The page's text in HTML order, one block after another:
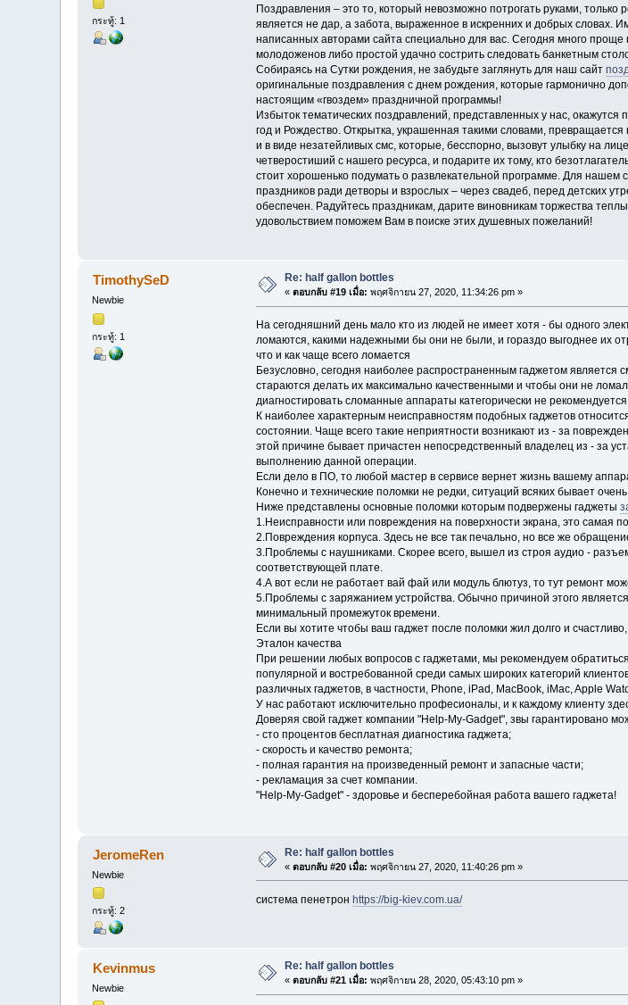
กระทู้: 1
Поздравления – это то, который невозможно потрогать руками,
является не дар, а забота, выраженное в искренних и добрых словах.
написанных авторами сайта специально для вас. Сегодня много
молодоженов либо простой удачно сострить следовать банкетным
Собираясь на Сутки рождения, не забудьте заглянуть для наш сайт
оригинальные поздравления с днем рождения, которые гармонично
настоящим «гвоздем» праздничной программы!
Избыток тематических поздравлений, представленных у нас,
год и Рождество. Открытка, украшенная такими словами,
и в виде незатейливых смс, которые, бесспорно, вызовут улыбку на
четверостиший с нашего ресурса, и подарите их тому, кто
стоит хорошенько подумать о развлекательной программе. Для нашем
праздников ради детворы и взрослых – через свадеб, перед детских
обеспечен. Радуйтесь праздникам, дарите виновникам торжества
удовольствием поможем Вам в поиске этих душевных пожеланий!
TimothySeD
Newbie
กระทู้: 1
Re: half gallon bottles
«ตอบกลับ #19 เมื่อ: พฤศจิกายน 27, 2020, 11:34:26 pm »
На сегодняшний день мало кто из людей не имеет хотя - бы одного
ломаются, какими надежными бы они не были, и гораздо выгоднее их
что и как чаще всего ломается
Безусловно, сегодня наиболее распространенным гаджетом
стараются делать их максимально качественными и чтобы они не
диагностировать сломанные аппараты категорически не
К наиболее характерным неисправностям подобных гаджетов
состоянии. Чаще всего такие неприятности возникают из - за
этой причине бывает причастен непосредственный владелец из - за
выполнению данной операции.
Если дело в ПО, то любой мастер в сервисе вернет жизнь вашему
Конечно и технические поломки не редки, ситуаций всяких бывает
Ниже представлены основные поломки которым подвержены гаджеты
1.Неисправности или повреждения на поверхности экрана, это самая
2.Повреждения корпуса. Здесь не все так печально, но все же
3.Проблемы с наушниками. Скорее всего, вышел из строя аудио -
соответствующей плате.
4.А вот если не работает вай фай или модуль блютуз, то тут ремонт
5.Проблемы с заряжанием устройства. Обычно причиной этого
минимальный промежуток времени.
Если вы хотите чтобы ваш гаджет после поломки жил долго и
Эталон качества
При решении любых вопросов с гаджетами, мы рекомендуем
популярной и востребованной среди самых широких категорий
различных гаджетов, в частности, Phone, iPad, MacBook, iMac, Apple
У нас работают исключительно професионалы, и к каждому клиенту
Доверяя свой гаджет компании "Help-My-Gadget", звы гарантировано
- сто процентов бесплатная диагностика гаджета;
- скорость и качество ремонта;
- полная гарантия на произведенный ремонт и запасные части;
- рекламация за счет компании.
"Help-My-Gadget" - здоровье и бесперебойная работа вашего гаджета!
JeromeRen
Newbie
กระทู้: 2
Re: half gallon bottles
«ตอบกลับ #20 เมื่อ: พฤศจิกายน 27, 2020, 11:40:26 pm »
система пенетрон https://big-kiev.com.ua/
Kevinmus
Newbie
Re: half gallon bottles
«ตอบกลับ #21 เมื่อ: พฤศจิกายน 28, 2020, 05:43:10 pm »